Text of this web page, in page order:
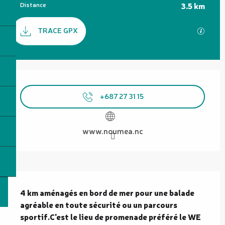
Distance 3.5 km
DocumentationTRACE GPX
+687 27 31 15
www.noumea.nc
Description
4 km aménagés en bord de mer pour une balade
agréable en toute sécurité ou un parcours
sportif.C'est le lieu de promenade préféré le WE